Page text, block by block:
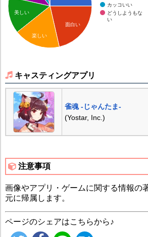
カッコいい
どうしようもな
い
面白い
美しい
楽しい
キャスティングアプリ
雀魂 -じゃんたま-
(Yostar, Inc.)
注意事項
画像やアプリ・ゲームに関する情報の
元に帰属します。
ページのシェアはこちらから♪